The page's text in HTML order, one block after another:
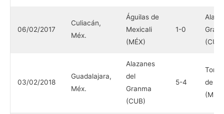
06/02/2017
Culiacán,
Méx.
Águilas de
Mexicali
(MÉX)
1-0
(CUB)
03/02/2018
Guadalajara,
Méx.
Alazanes
del
Granma
(CUB)
5-4
de
(MÉX)